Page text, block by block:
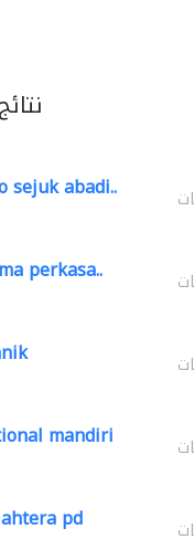
sejuk abadi..
perkasa..
mandiri
pd